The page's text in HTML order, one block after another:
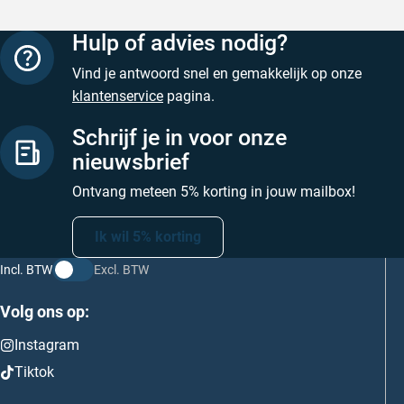
Hulp of advies nodig?
Vind je antwoord snel en gemakkelijk op onze
klantenservice pagina.
Schrijf je in voor onze
nieuwsbrief
Ontvang meteen 5% korting in jouw mailbox!
Ik wil 5% korting
Incl. BTW Excl. BTW
Volg ons op:
Instagram
Tiktok